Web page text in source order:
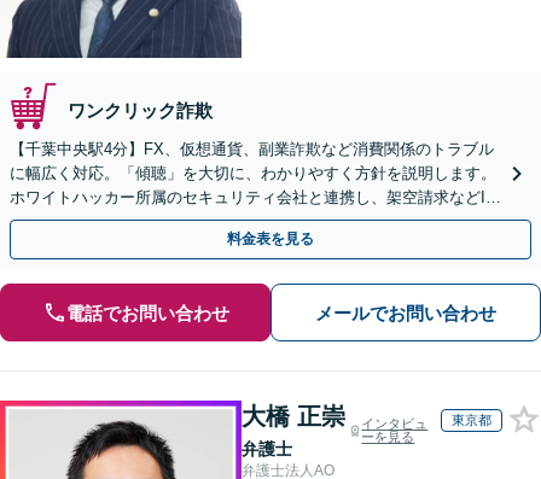
ワンクリック詐欺
【千葉中央駅4分】FX、仮想通貨、副業詐欺など消費関係のトラブル
に幅広く対応。「傾聴」を大切に、わかりやすく方針を説明します。
ホワイトハッカー所属のセキュリティ会社と連携し、架空請求などIT
関連の詐欺にも精通しています【夜間面談OK】
料金表を見る
電話でお問い合わせ メールでお問い合わせ
大橋 正崇
弁護士
インタビュ
ーを見る
東京都
弁護士法人AO